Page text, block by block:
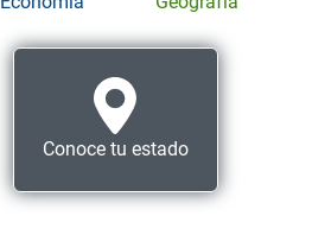
Conoce tu estado